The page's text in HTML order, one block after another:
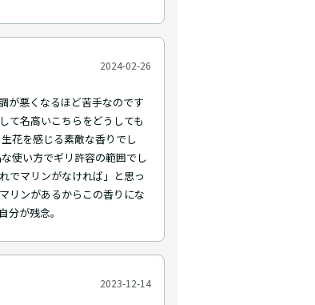
2024-02-26
が悪くなるほど苦手なのです
て名高いこちらをどうしても
花を感じる素敵な香りでし
使い方でギリ許容の範囲でし
でマリンがなければ」と思っ
リンがあるからこの香りにな
分が残念。
2023-12-14